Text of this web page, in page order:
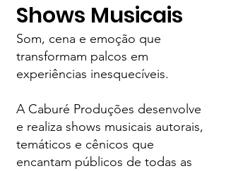
Shows Musicais
Som, cena e emoção que
transformam palcos em
experiências inesquecíveis.
A Caburé Produções desenvolve
e realiza shows musicais autorais,
temáticos e cênicos que
encantam públicos de todas as